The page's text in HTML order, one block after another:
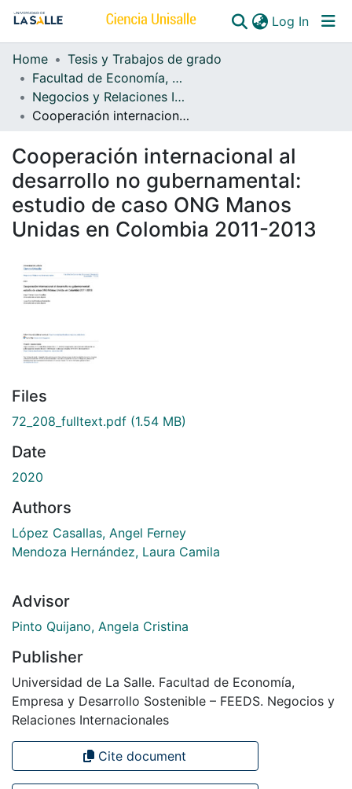
Log In
Communities & Collections
All of DSpace
Home
Tesis y Trabajos de grado
Facultad de Economía, Empresa y Desarrollo Sostenible - FEEDS
Negocios y Relaciones Internacionales
Cooperación internacional al desarrollo no gubernamental: estudio de caso ONG Manos Unidas en Colombia 2011-2013
Cooperación internacional al
desarrollo no gubernamental:
estudio de caso ONG Manos
Unidas en Colombia 2011-2013
Files
72_208_fulltext.pdf (1.54 MB)
Date
2020
Authors
López Casallas, Angel Ferney
Mendoza Hernández, Laura Camila
Advisor
Pinto Quijano, Angela Cristina
Publisher
Universidad de La Salle. Facultad de Economía,
Empresa y Desarrollo Sostenible – FEEDS. Negocios y
Relaciones Internacionales
Cite document